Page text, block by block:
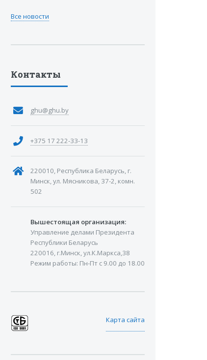
Все новости
Контакты
ghu@ghu.by
+375 17 222-33-13
220010, Республика Беларусь, г.
Минск, ул. Мясникова, 37-2, комн.
502
Вышестоящая организация:
Управление делами Президента
Республики Беларусь
220016, г.Минск, ул.К.Маркса,38
Режим работы: Пн-Пт с 9.00 до 18.00
Карта сайта